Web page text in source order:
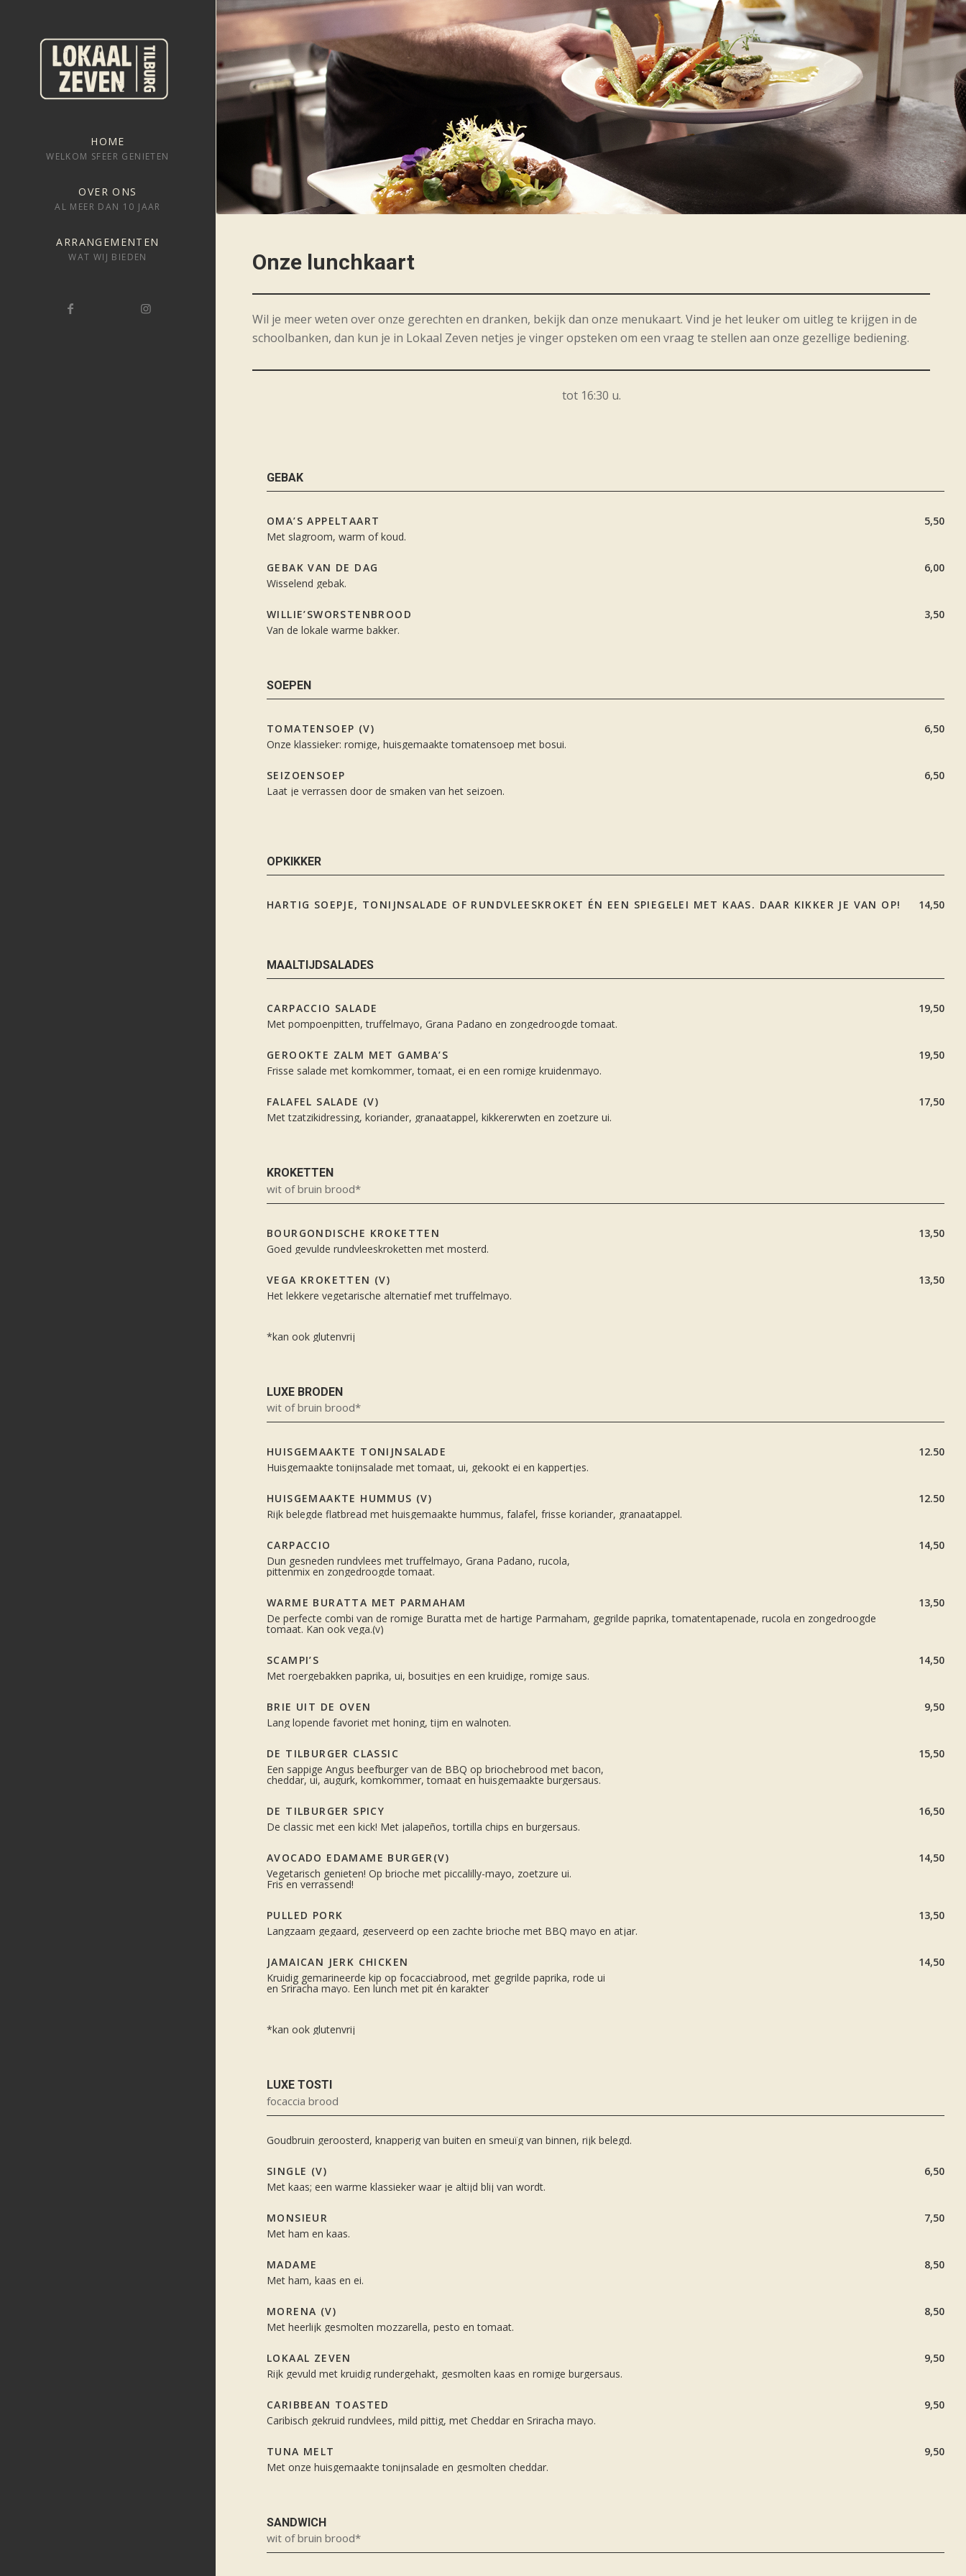
HOME
WELKOM SFEER GENIETEN
OVER ONS
AL MEER DAN 10 JAAR
ARRANGEMENTEN
WAT WIJ BIEDEN Onze lunchkaart
Wil je meer weten over onze gerechten en dranken, bekijk dan onze menukaart. Vind je het leuker om uitleg te krijgen in de
schoolbanken, dan kun je in Lokaal Zeven netjes je vinger opsteken om een vraag te stellen aan onze gezellige bediening.
tot 16:30 u.
GEBAK
OMA’S APPELTAART
5,50
Met slagroom, warm of koud.
GEBAK VAN DE DAG
6,00
Wisselend gebak.
WILLIE’SWORSTENBROOD
3,50
Van de lokale warme bakker.
SOEPEN
TOMATENSOEP (V)
6,50
Onze klassieker: romige, huisgemaakte tomatensoep met bosui.
SEIZOENSOEP
6,50
Laat je verrassen door de smaken van het seizoen.
OPKIKKER
HARTIG SOEPJE, TONIJNSALADE OF RUNDVLEESKROKET ÉN EEN SPIEGELEI MET KAAS. DAAR KIKKER JE VAN OP! 14,50
MAALTIJDSALADES
CARPACCIO SALADE
19,50
Met pompoenpitten, truffelmayo, Grana Padano en zongedroogde tomaat.
GEROOKTE ZALM MET GAMBA’S
19,50
Frisse salade met komkommer, tomaat, ei en een romige kruidenmayo.
FALAFEL SALADE (V)
17,50
Met tzatzikidressing, koriander, granaatappel, kikkererwten en zoetzure ui.
KROKETTEN
wit of bruin brood*
BOURGONDISCHE KROKETTEN
13,50
Goed gevulde rundvleeskroketten met mosterd.
VEGA KROKETTEN (V)
13,50
Het lekkere vegetarische alternatief met truffelmayo.
*kan ook glutenvrij
LUXE BRODEN
wit of bruin brood*
HUISGEMAAKTE TONIJNSALADE
12.50
Huisgemaakte tonijnsalade met tomaat, ui, gekookt ei en kappertjes.
HUISGEMAAKTE HUMMUS (V)
12.50
Rijk belegde flatbread met huisgemaakte hummus, falafel, frisse koriander, granaatappel.
CARPACCIO
14,50
Dun gesneden rundvlees met truffelmayo, Grana Padano, rucola,
pittenmix en zongedroogde tomaat.
WARME BURATTA MET PARMAHAM
13,50
De perfecte combi van de romige Buratta met de hartige Parmaham, gegrilde paprika, tomatentapenade, rucola en zongedroogde
tomaat. Kan ook vega.(v)
SCAMPI’S
14,50
Met roergebakken paprika, ui, bosuitjes en een kruidige, romige saus.
BRIE UIT DE OVEN
9,50
Lang lopende favoriet met honing, tijm en walnoten.
DE TILBURGER CLASSIC
15,50
Een sappige Angus beefburger van de BBQ op briochebrood met bacon,
cheddar, ui, augurk, komkommer, tomaat en huisgemaakte burgersaus.
DE TILBURGER SPICY
16,50
De classic met een kick! Met jalapeños, tortilla chips en burgersaus.
AVOCADO EDAMAME BURGER(V)
14,50
Vegetarisch genieten! Op brioche met piccalilly-mayo, zoetzure ui.
Fris en verrassend!
PULLED PORK
13,50
Langzaam gegaard, geserveerd op een zachte brioche met BBQ mayo en atjar.
JAMAICAN JERK CHICKEN
14,50
Kruidig gemarineerde kip op focacciabrood, met gegrilde paprika, rode ui
en Sriracha mayo. Een lunch met pit én karakter
*kan ook glutenvrij
LUXE TOSTI
focaccia brood
Goudbruin geroosterd, knapperig van buiten en smeuïg van binnen, rijk belegd.
SINGLE (V)
6,50
Met kaas; een warme klassieker waar je altijd blij van wordt.
MONSIEUR
7,50
Met ham en kaas.
MADAME
8,50
Met ham, kaas en ei.
MORENA (V)
8,50
Met heerlijk gesmolten mozzarella, pesto en tomaat.
LOKAAL ZEVEN
9,50
Rijk gevuld met kruidig rundergehakt, gesmolten kaas en romige burgersaus.
CARIBBEAN TOASTED
9,50
Caribisch gekruid rundvlees, mild pittig, met Cheddar en Sriracha mayo.
TUNA MELT
9,50
Met onze huisgemaakte tonijnsalade en gesmolten cheddar.
SANDWICH
wit of bruin brood*